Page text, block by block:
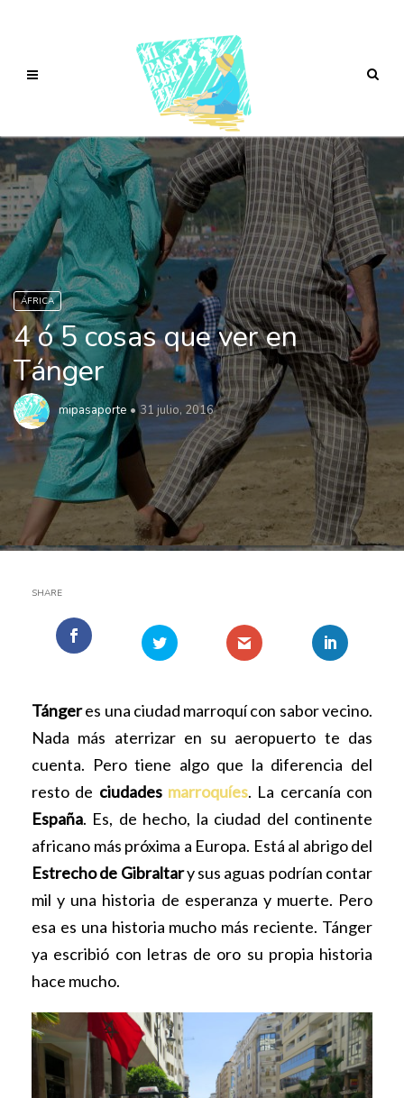
ÁFRICA
4 ó 5 cosas que ver en
Tánger
mipasaporte 31 julio, 2016
SHARE
Tángeres una ciudad marroquí con sabor vecino.
Nada más aterrizar en su aeropuerto te das
cuenta. Pero tiene algo que la diferencia del
resto de ciudades marroquíes. La cercanía con
España. Es, de hecho, la ciudad del continente
africano más próxima a Europa. Está al abrigo del
Estrecho de Gibraltary sus aguas podrían contar
mil y una historia de esperanza y muerte. Pero
esa es una historia mucho más reciente. Tánger
ya escribió con letras de oro su propia historia
hace mucho.